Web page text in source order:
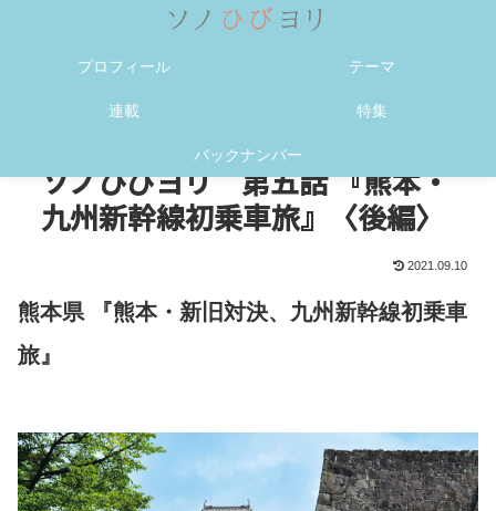
プロフィール テーマ
連載 特集
バックナンバー
ソノひびヨリ 第五話 『熊本・
九州新幹線初乗車旅』〈後編〉
2021.09.10
熊本県 『熊本・新旧対決、九州新幹線初乗車
旅』